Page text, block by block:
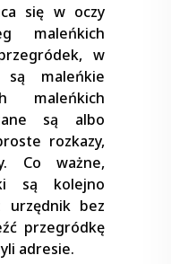
się w oczy
maleńkich
w
są maleńkie
maleńkich
są albo
rozkazy,
Co ważne,
są kolejno
urzędnik bez
przegródkę
adresie.